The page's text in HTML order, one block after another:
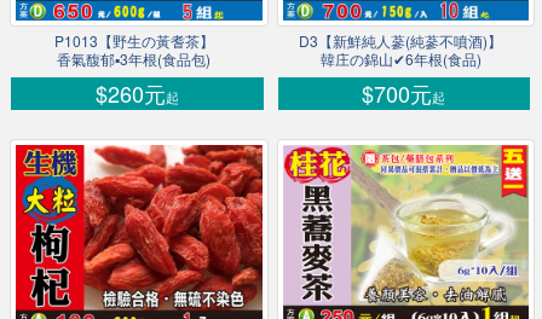
P1013【野生の黃耆茶】
香氣馥郁▪3年根(食品包)
$260元起
D3【新鮮純人蔘(純蔘不噴酒)】
韓庄の錦山✔6年根(食品)
$700元起